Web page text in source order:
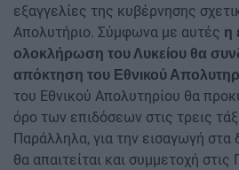
εξαγγελίες της κυβέρνησης
Απολυτήριο. Σύμφωνα με αυτές η
ολοκλήρωση του Λυκείου θα
απόκτηση του Εθνικού
του Εθνικού Απολυτηρίου θα
όρο των επιδόσεων στις τρεις
Παράλληλα, για την εισαγωγή στα
θα απαιτείται και συμμετοχή